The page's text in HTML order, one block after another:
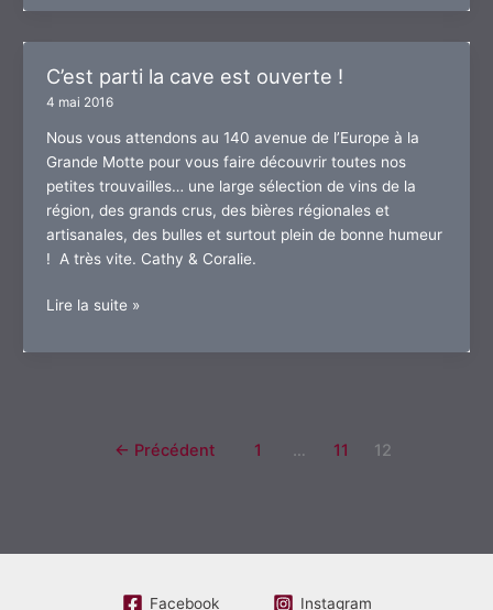
de
C’est parti la cave est ouverte !
4 mai 2016
Nous vous attendons au 140 avenue de l’Europe à la
Grande Motte pour vous faire découvrir toutes nos
petites trouvailles… une large sélection de vins de la
région, des grands crus, des bières régionales et
artisanales, des bulles et surtout plein de bonne humeur
! A très vite. Cathy & Coralie.
C’est
la
Lire la suite »
← Précédent 1 … 11 12
Facebook Instagram